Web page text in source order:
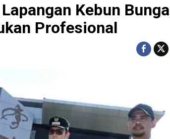
Kebun
Profesional